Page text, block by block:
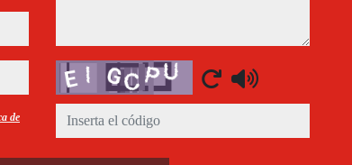
de
Captcha